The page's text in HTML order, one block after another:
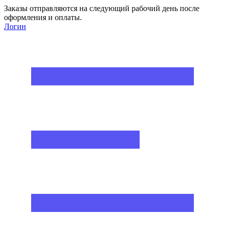
Заказы отправляются на следующий рабочий день после
оформления и оплаты.
Логин